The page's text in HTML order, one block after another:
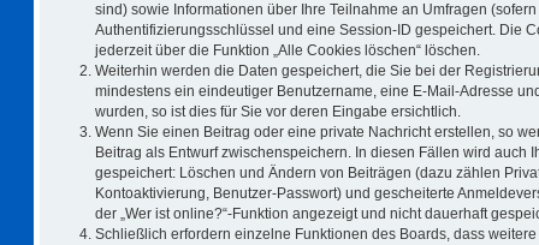
sind) sowie Informationen über Ihre Teilnahme an Umfragen
Authentifizierungsschlüssel und eine Session-ID gespeichert. Die
jederzeit über die Funktion „Alle Cookies löschen“ löschen.
Weiterhin werden die Daten gespeichert, die Sie bei der
mindestens ein eindeutiger Benutzername, eine E-Mail-Adresse
wurden, so ist dies für Sie vor deren Eingabe ersichtlich.
Wenn Sie einen Beitrag oder eine private Nachricht erstellen, so
Beitrag als Entwurf zwischenspeichern. In diesen Fällen wird
gespeichert: Löschen und Ändern von Beiträgen (dazu zählen
Kontoaktivierung, Benutzer-Passwort) und gescheiterte
der „Wer ist online?“-Funktion angezeigt und nicht dauerhaft
Schließlich erfordern einzelne Funktionen des Boards, dass